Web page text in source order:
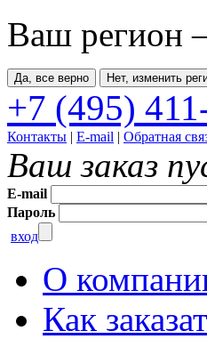
Ваш регион
Да, все верно Нет, изменить
+7 (495)
Контакты | E-mail | Обратная
Ваш заказ
E-mail
Пароль
вход
О
Как